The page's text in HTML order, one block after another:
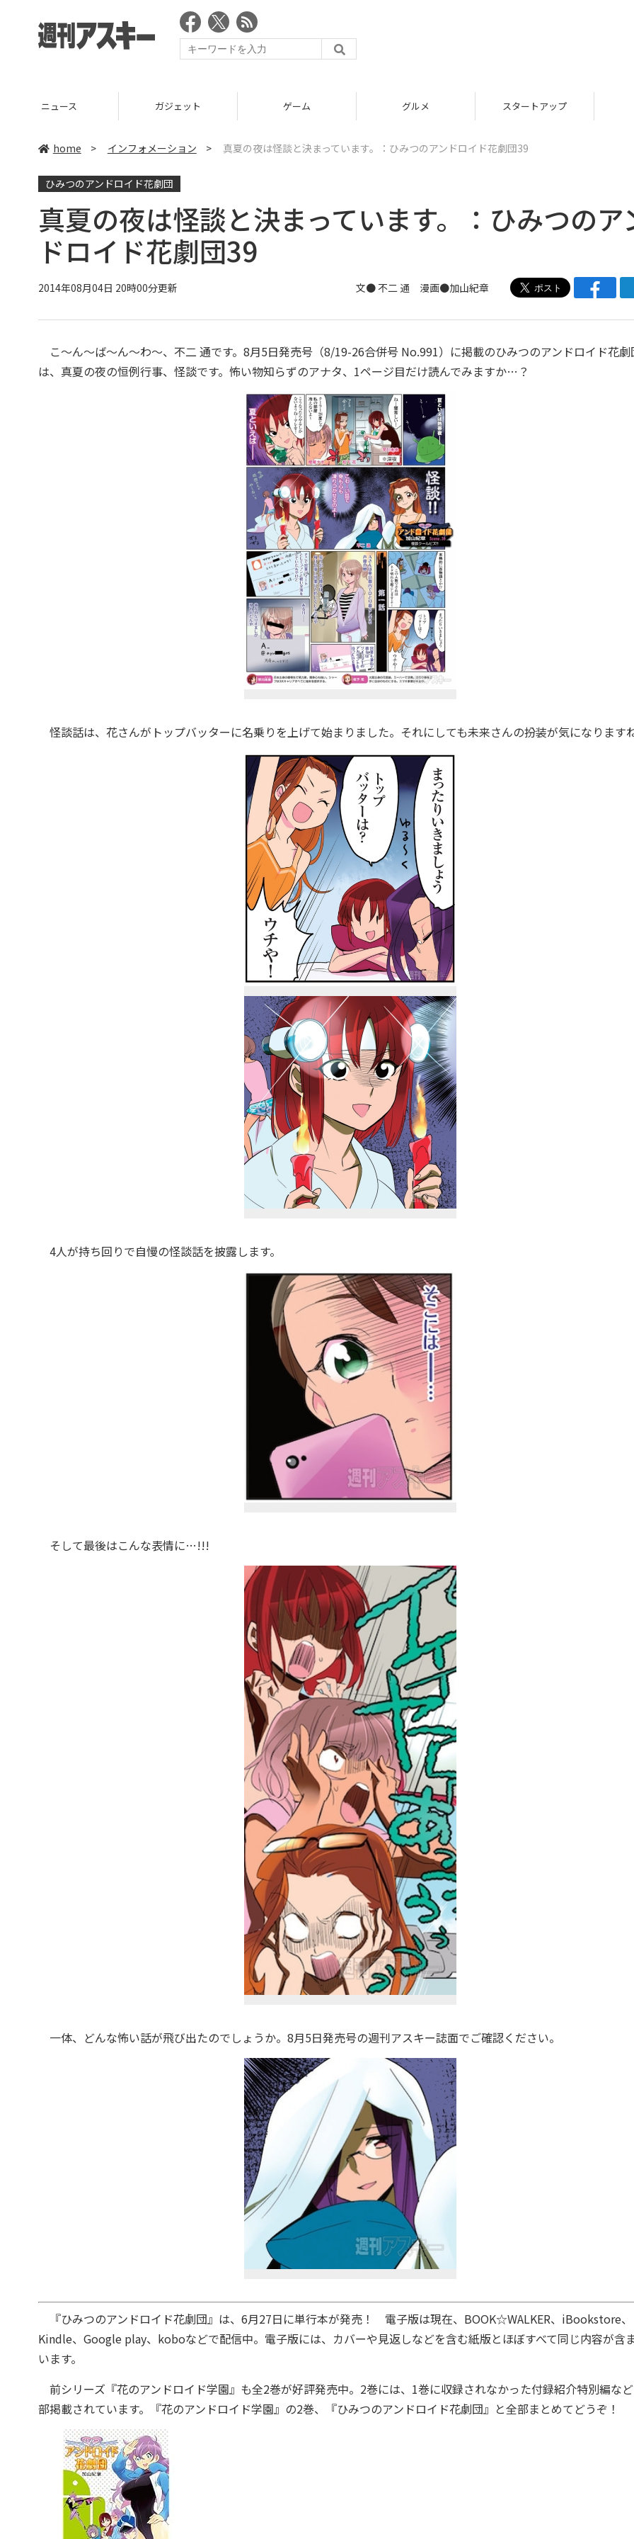
ニュース ガジェット ゲーム グルメ スタートアップ
home > インフォメーション > 真夏の夜は怪談と決まっています。：ひみつのアンドロイド花劇団39
ひみつのアンドロイド花劇団
真夏の夜は怪談と決まっています。：ひみつのア
ドロイド花劇団39
2014年08月04日 20時00分更新 文● 不二 通 漫画●加山紀章
こ〜ん〜ば〜ん〜わ〜、不二 通です。 8月5日発売号（8/19-26合併号 No.991）に掲載のひみつのアンドロイド花劇
は、 真夏の夜の恒例行事、怪談です。怖い物知らずのアナタ、1ページ目だけ読んでみますか…？
怪談話は、花さんがトップバッターに名乗りを上げて始まりました。それにしても未来さんの扮装が気になりま
4人が持ち回りで自慢の怪談話を披露します。
そして最後はこんな表情に…!!!
一体、どんな怖い話が飛び出たのでしょうか。8月5日発売号の週刊アスキー誌面でご確認ください。
『ひみつのアンドロイド花劇団』は、6月27日に単行本が発売！ 電子版は現在、BOOK☆WALKER、iBookstore、
Kindle、Google play、koboなどで配信中。電子版には、カバーや見返しなどを含む紙版とほぼすべて同じ内容が含
います。
前シリーズ 『花のアンドロイド学園』も全2巻が好評発売中。2巻には、 1巻に収録されなかった付録紹介特別編な
部掲載されています。
『花のアンドロイド学園』の2巻、『ひみつのアンドロイド花劇団』と全部まとめてどうぞ！